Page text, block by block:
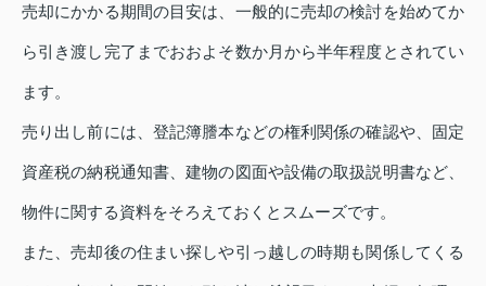
売却にかかる期間の目安は、一般的に売却の検討を始めてか
ら引き渡し完了までおおよそ数か月から半年程度とされてい
ます。
売り出し前には、登記簿謄本などの権利関係の確認や、固定
資産税の納税通知書、建物の図面や設備の取扱説明書など、
物件に関する資料をそろえておくとスムーズです。
また、売却後の住まい探しや引っ越しの時期も関係してくる